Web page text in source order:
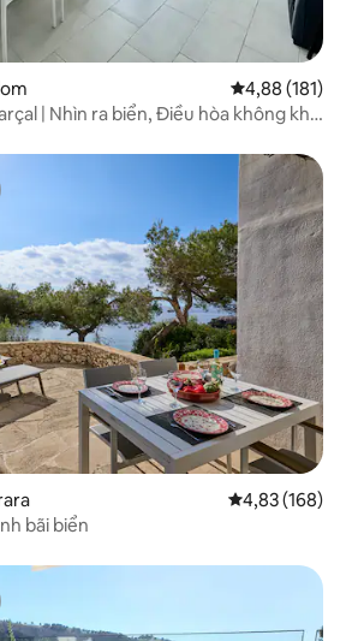
Xếp hạng
4,88 (181)
| Nhìn ra biển, Điều hòa không khí,
Xếp hạng
4,83 (168)
bãi biển